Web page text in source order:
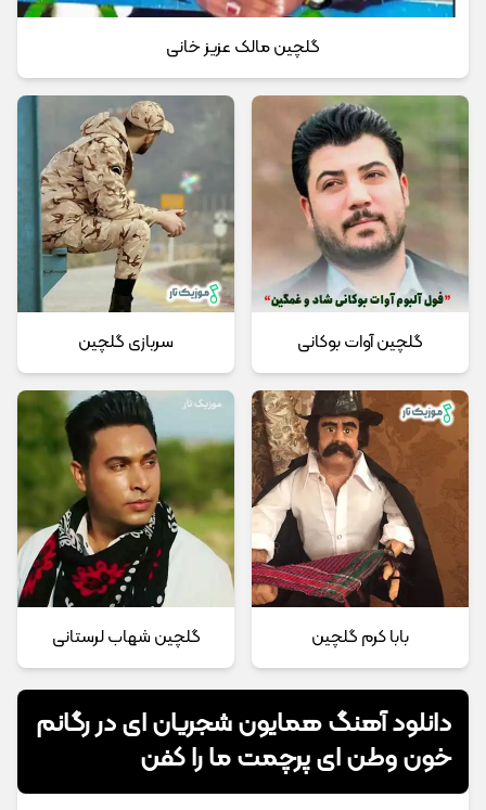
گلچین مالک عزیز خانی
گلچین آوات بوکانی سربازی گلچین
بابا کرم گلچین گلچین شهاب لرستانی
دانلود آهنگ همایون شجریان ای در رگانم
خون وطن ای پرچمت ما را کفن